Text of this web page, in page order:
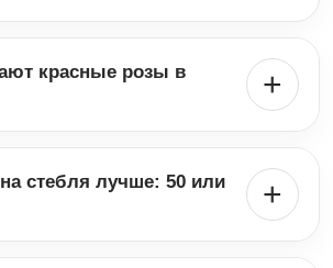
красные розы в
+
намерение.
стебля лучше: 50 или
+